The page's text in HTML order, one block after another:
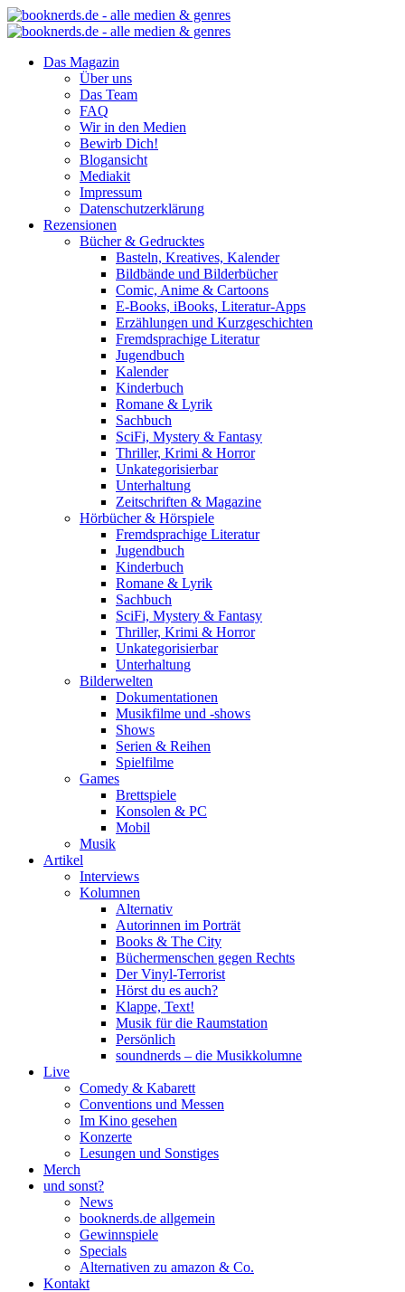
Das Magazin
Über uns
Das Team
FAQ
Wir in den Medien
Bewirb Dich!
Blogansicht
Mediakit
Impressum
Datenschutzerklärung
Rezensionen
Bücher & Gedrucktes
Basteln, Kreatives, Kalender
Bildbände und Bilderbücher
Comic, Anime & Cartoons
E-Books, iBooks, Literatur-Apps
Erzählungen und Kurzgeschichten
Fremdsprachige Literatur
Jugendbuch
Kalender
Kinderbuch
Romane & Lyrik
Sachbuch
SciFi, Mystery & Fantasy
Thriller, Krimi & Horror
Unkategorisierbar
Unterhaltung
Zeitschriften & Magazine
Hörbücher & Hörspiele
Fremdsprachige Literatur
Jugendbuch
Kinderbuch
Romane & Lyrik
Sachbuch
SciFi, Mystery & Fantasy
Thriller, Krimi & Horror
Unkategorisierbar
Unterhaltung
Bilderwelten
Dokumentationen
Musikfilme und -shows
Shows
Serien & Reihen
Spielfilme
Games
Brettspiele
Konsolen & PC
Mobil
Musik
Artikel
Interviews
Kolumnen
Alternativ
Autorinnen im Porträt
Books & The City
Büchermenschen gegen Rechts
Der Vinyl-Terrorist
Hörst du es auch?
Klappe, Text!
Musik für die Raumstation
Persönlich
soundnerds – die Musikkolumne
Live
Comedy & Kabarett
Conventions und Messen
Im Kino gesehen
Konzerte
Lesungen und Sonstiges
Merch
und sonst?
News
booknerds.de allgemein
Gewinnspiele
Specials
Alternativen zu amazon & Co.
Kontakt